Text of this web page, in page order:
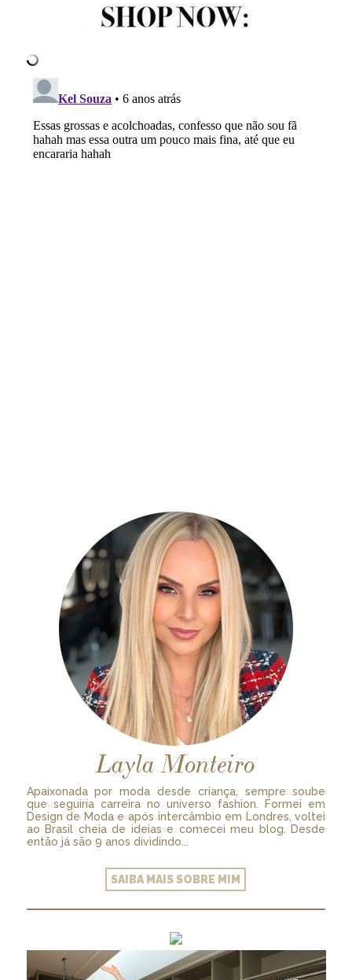
Layla Monteiro
Apaixonada por moda desde criança, sempre soube
que seguiria carreira no universo fashion. Formei em
Design de Moda e após intercâmbio em Londres, voltei
ao Brasil cheia de ideias e comecei meu blog. Desde
então já são 9 anos dividindo...
SAIBA MAIS SOBRE MIM